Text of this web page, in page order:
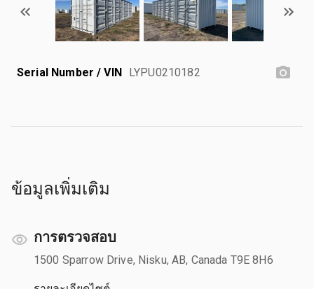
Serial Number / VIN LYPU0210182
ข้อมูลเพิ่มเติม
การตรวจสอบ
1500 Sparrow Drive, Nisku, AB, Canada T9E 8H6